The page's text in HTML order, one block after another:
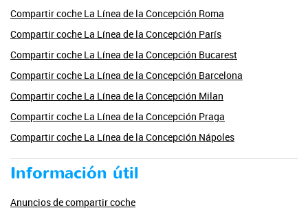
Compartir coche La Línea de la Concepción Roma
Compartir coche La Línea de la Concepción París
Compartir coche La Línea de la Concepción Bucarest
Compartir coche La Línea de la Concepción Barcelona
Compartir coche La Línea de la Concepción Milan
Compartir coche La Línea de la Concepción Praga
Compartir coche La Línea de la Concepción Nápoles
Información útil
Anuncios de compartir coche